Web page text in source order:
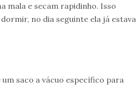
mala e secam rapidinho. Isso
no dia seguinte ela já estava
saco a vácuo específico para